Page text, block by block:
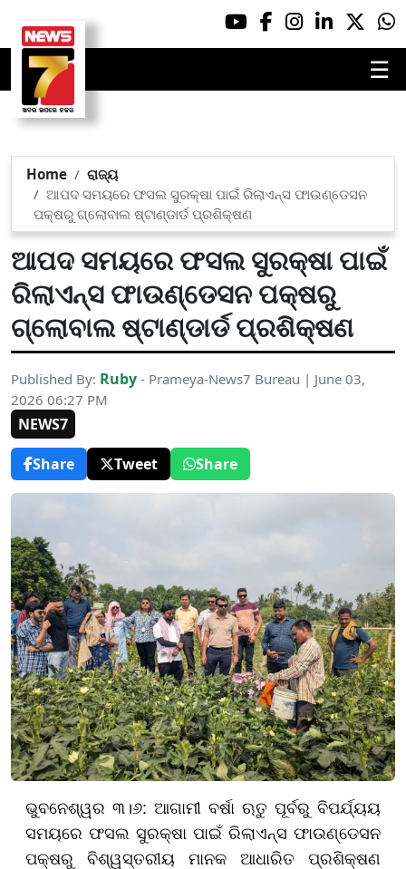
☰
Home
ରାଜ୍ୟ
ଆପଦ ସମୟରେ ଫସଲ ସୁରକ୍ଷା ପାଇଁ ରିଲାଏନ୍ସ ଫାଉଣ୍ଡେସନ
ପକ୍ଷରୁ ଗ୍ଲୋବାଲ ଷ୍ଟାଣ୍ଡାର୍ଡ ପ୍ରଶିକ୍ଷଣ
ଆପଦ ସମୟରେ ଫସଲ ସୁରକ୍ଷା ପାଇଁ
ରିଲାଏନ୍ସ ଫାଉଣ୍ଡେସନ ପକ୍ଷରୁ
ଗ୍ଲୋବାଲ ଷ୍ଟାଣ୍ଡାର୍ଡ ପ୍ରଶିକ୍ଷଣ
Published By: Ruby - Prameya-News7 Bureau | June 03,
2026 06:27 PM
NEWS7
Share
Tweet Share
ଭୁବନେଶ୍ୱର ୩।୬: ଆଗାମୀ ବର୍ଷା ଋତୁ ପୂର୍ବରୁ ବିପର୍ଯ୍ୟୟ
ସମୟରେ ଫସଲ ସୁରକ୍ଷା ପାଇଁ ରିଲାଏନ୍ସ ଫାଉଣ୍ଡେସନ
ପକ୍ଷରୁ ବିଶ୍ୱସ୍ତରୀୟ ମାନକ ଆଧାରିତ ପ୍ରଶିକ୍ଷଣ